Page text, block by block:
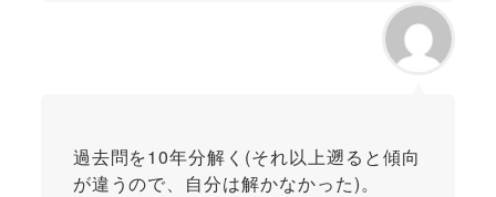
過去問を10年分解く(それ以上遡ると傾向
が違うので、自分は解かなかった)。